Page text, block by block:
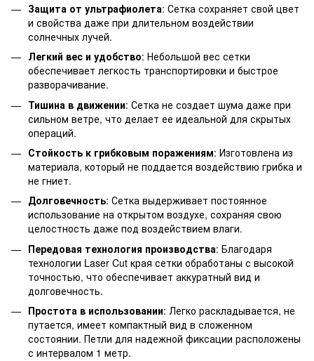
Защита от ультрафиолета: Сетка сохраняет свой цвет
и свойства даже при длительном воздействии
солнечных лучей.
Легкий вес и удобство: Небольшой вес сетки
обеспечивает легкость транспортировки и быстрое
разворачивание.
Тишина в движении: Сетка не создает шума даже при
сильном ветре, что делает ее идеальной для скрытых
операций.
Стойкость к грибковым поражениям: Изготовлена из
материала, который не поддается воздействию грибка и
не гниет.
Долговечность: Сетка выдерживает постоянное
использование на открытом воздухе, сохраняя свою
целостность даже под воздействием влаги.
Передовая технология производства: Благодаря
технологии Laser Cut края сетки обработаны с высокой
точностью, что обеспечивает аккуратный вид и
долговечность.
Простота в использовании: Легко раскладывается, не
путается, имеет компактный вид в сложенном
состоянии. Петли для надежной фиксации расположены
с интервалом 1 метр.